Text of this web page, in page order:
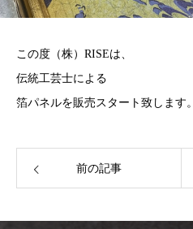
この度（株）RISEは、
伝統工芸士による
箔パネルを販売スタート致します。
前の記事